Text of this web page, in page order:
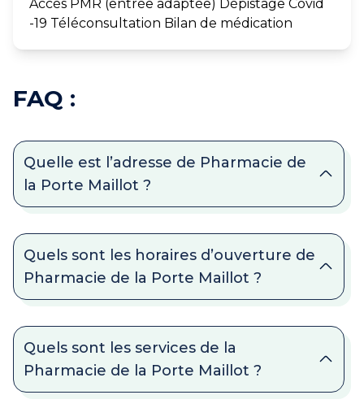
Accès PMR (entrée adaptée) Dépistage Covid
-19 Téléconsultation Bilan de médication
FAQ :
Quelle est l’adresse de Pharmacie de
la Porte Maillot ?
Quels sont les horaires d’ouverture de
Pharmacie de la Porte Maillot ?
Quels sont les services de la
Pharmacie de la Porte Maillot ?